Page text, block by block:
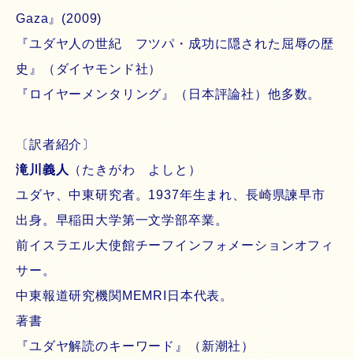
Gaza』(2009)
『ユダヤ人の世紀 フツパ・成功に隠された屈辱の歴
史』（ダイヤモンド社）
『ロイヤーメンタリング』（日本評論社）他多数。
〔訳者紹介〕
滝川義人（たきがわ よしと）
ユダヤ、中東研究者。1937年生まれ、長崎県諫早市
出身。早稲田大学第一文学部卒業。
前イスラエル大使館チーフインフォメーションオフィ
サー。
中東報道研究機関MEMRI日本代表。
著書
『ユダヤ解読のキーワード』（新潮社）